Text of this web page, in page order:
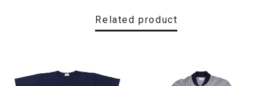
Related product